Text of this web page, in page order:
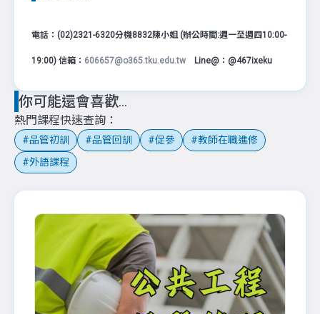
電話：(02)2321-6320分機8832陳小姐 (辦公時間:週一至週四10:00-
19:00) 信箱： 606657@o365.tku.edu.tw Line@：@467ixeku
你可能還會喜歡...
熱門課程快速查詢
品管初訓 品管回訓 促參
教師在職進修
外語課程